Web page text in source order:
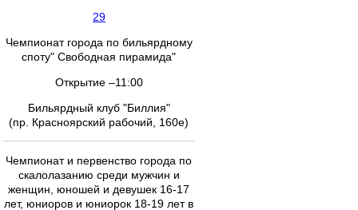
29
Чемпионат города по бильярдному
споту" Свободная пирамида"
Открытие –11:00
Бильярдный клуб "Биллия"
(пр. Красноярский рабочий, 160е)
Чемпионат и первенство города по
скалолазанию среди мужчин и
женщин, юношей и девушек 16-17
лет, юниоров и юниорок 18-19 лет в